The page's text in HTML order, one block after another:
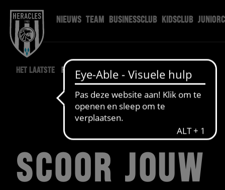
NIEUWS TEAM BUSINESSCLUB KIDSCLUB
HET LAATSTE FANSERVICESHOP NIEUWS
SCOOR JOUW